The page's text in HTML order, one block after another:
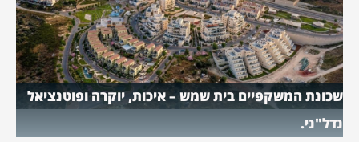
שכונת המשקפיים בית שמש – איכות, יוקרה ופוטנציאל
נדל"ני.